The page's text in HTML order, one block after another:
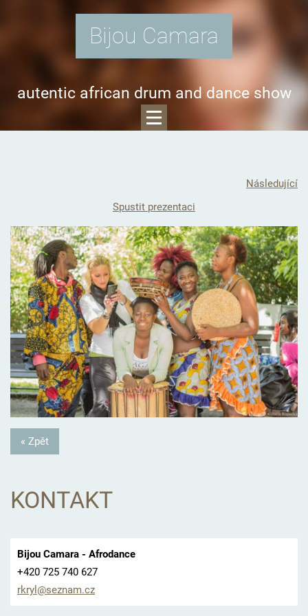
Bijou Camara
autentic african drum and dance show
Následující
Spustit prezentaci
« Zpět
KONTAKT
Bijou Camara - Afrodance
+420 725 740 627
rkryl@seznam.cz